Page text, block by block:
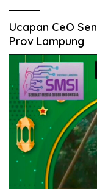
Ucapan CeO
Prov Lampung